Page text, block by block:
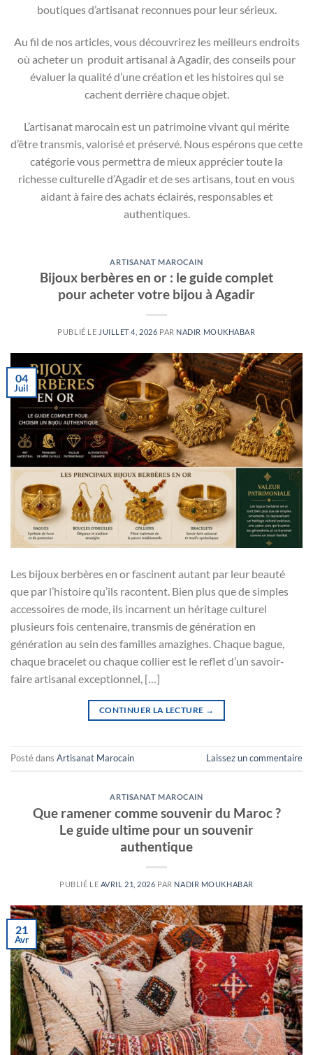
boutiques d’artisanat reconnues pour leur sérieux.
Au fil de nos articles, vous découvrirez les meilleurs endroits
où acheter un produit artisanal à Agadir, des conseils pour
évaluer la qualité d’une création et les histoires qui se
cachent derrière chaque objet.
L’artisanat marocain est un patrimoine vivant qui mérite
d’être transmis, valorisé et préservé. Nous espérons que cette
catégorie vous permettra de mieux apprécier toute la
richesse culturelle d’Agadir et de ses artisans, tout en vous
aidant à faire des achats éclairés, responsables et
authentiques.
ARTISANAT MAROCAIN
Bijoux berbères en or : le guide complet
pour acheter votre bijou à Agadir
PUBLIÉ LE JUILLET 4, 2026 PAR NADIR MOUKHABAR
04
Juil
Les bijoux berbères en or fascinent autant par leur beauté
que par l’histoire qu’ils racontent. Bien plus que de simples
accessoires de mode, ils incarnent un héritage culturel
plusieurs fois centenaire, transmis de génération en
génération au sein des familles amazighes. Chaque bague,
chaque bracelet ou chaque collier est le reflet d’un savoir-
faire artisanal exceptionnel, […]
CONTINUER LA LECTURE →
Posté dans Artisanat Marocain Laissez un commentaire
ARTISANAT MAROCAIN
Que ramener comme souvenir du Maroc ?
Le guide ultime pour un souvenir
authentique
PUBLIÉ LE AVRIL 21, 2026 PAR NADIR MOUKHABAR
21
Avr